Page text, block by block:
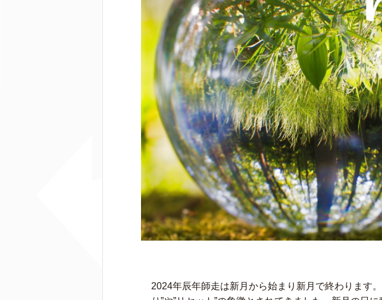
2024年辰年師走は新月から始まり新月で終わります。